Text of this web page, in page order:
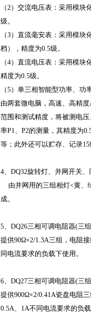
（2）交流电压表：采用模
级。
（3）直流毫安表：采用模
档），精度为0.5级。
（4）直流电压表：采用模
精度为0.5级。
（5）单三相智能型功率、功
由两套微电脑，高速、高精
范围和测试精度，将被测电
率P1、P2的测量，其精度为
等；此外还可以贮存、记录
4、DQ32旋转灯、并网开关
由并网用的三组相灯<黄、
成。
5、DQ26三相可调电阻器(三
提供90Ω×2/1.3A三组，电阻
同电流要求的负载下使用。
6、DQ27三相可调电阻器(三
提供900Ω×2/0.41A瓷盘电阻
0.5A、1A不同电流要求的负载